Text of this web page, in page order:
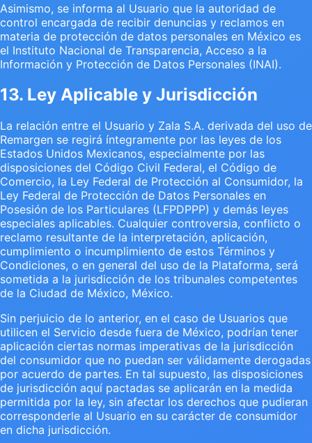
Asimismo, se informa al Usuario que la autoridad de
control encargada de recibir denuncias y reclamos en
materia de protección de datos personales en México es
el Instituto Nacional de Transparencia, Acceso a la
Información y Protección de Datos Personales (INAI).
13. Ley Aplicable y Jurisdicción
La relación entre el Usuario y Zala S.A. derivada del uso de
Remargen se regirá íntegramente por las leyes de los
Estados Unidos Mexicanos, especialmente por las
disposiciones del Código Civil Federal, el Código de
Comercio, la Ley Federal de Protección al Consumidor, la
Ley Federal de Protección de Datos Personales en
Posesión de los Particulares (LFPDPPP) y demás leyes
especiales aplicables. Cualquier controversia, conflicto o
reclamo resultante de la interpretación, aplicación,
cumplimiento o incumplimiento de estos Términos y
Condiciones, o en general del uso de la Plataforma, será
sometida a la jurisdicción de los tribunales competentes
de la Ciudad de México, México.
Sin perjuicio de lo anterior, en el caso de Usuarios que
utilicen el Servicio desde fuera de México, podrían tener
aplicación ciertas normas imperativas de la jurisdicción
del consumidor que no puedan ser válidamente derogadas
por acuerdo de partes. En tal supuesto, las disposiciones
de jurisdicción aquí pactadas se aplicarán en la medida
permitida por la ley, sin afectar los derechos que pudieran
corresponderle al Usuario en su carácter de consumidor
en dicha jurisdicción.